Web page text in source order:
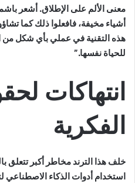
معنى الألم على الإطلاق. أشعر
أشياء مخيفة، فافعلوا ذلك كما
هذه التقنية في عملي بأي شكل من
للحياة نفسها.”
انتهاكات
الفكرية
خلف هذا الترند مخاطر أكبر تتعلق
استخدام أدوات الذكاء